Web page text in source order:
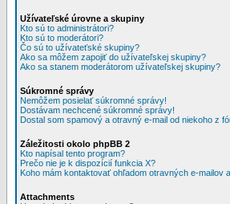
Užívateľské úrovne a skupiny
Kto sú to administrátori?
Kto sú to moderátori?
Čo sú to užívateťské skupiny?
Ako sa môžem zapojiť do užívateľskej skupiny?
Ako sa stanem moderátorom užívateľskej skupiny?
Súkromné správy
Nemôžem posielať súkromné správy!
Dostávam nechcené súkromné správy!
Dostal som spamový a otravný e-mail od niekoho z
Záležitosti okolo phpBB 2
Kto napísal tento program?
Prečo nie je k dispozícií funkcia X?
Koho mám kontaktovať ohľadom otravných e-mailov
Attachments